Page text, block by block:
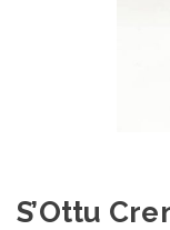
S’Ottu